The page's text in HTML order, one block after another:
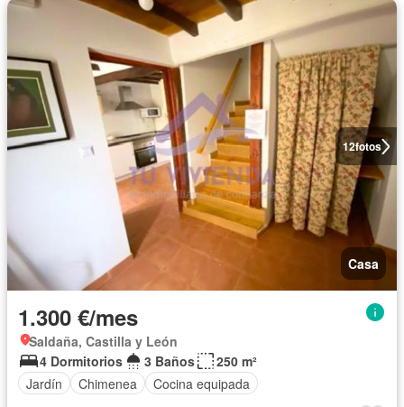
12fotos
Casa
1.300 €/mes
Saldaña, Castilla y León
4 Dormitorios
3 Baños
250 m²
Jardín
Chimenea Cocina equipada